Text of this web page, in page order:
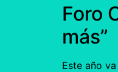
Foro
más”
Este año